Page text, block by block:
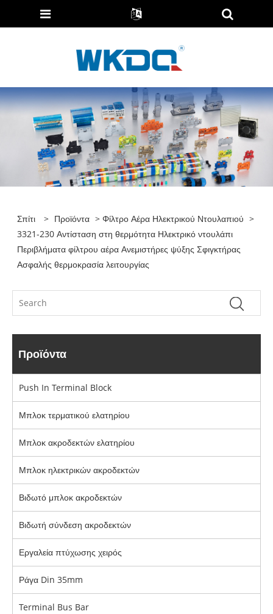
Σπίτι > Προϊόντα >Φίλτρο Αέρα Ηλεκτρικού Ντουλαπιού >
3321-230 Αντίσταση στη θερμότητα Ηλεκτρικό ντουλάπι
Περιβλήματα φίλτρου αέρα Ανεμιστήρες ψύξης Σφιγκτήρας
Ασφαλής θερμοκρασία λειτουργίας
Προϊόντα
Push In Terminal Block
Μπλοκ τερματικού ελατηρίου
Μπλοκ ακροδεκτών ελατηρίου
Μπλοκ ηλεκτρικών ακροδεκτών
Βιδωτό μπλοκ ακροδεκτών
Βιδωτή σύνδεση ακροδεκτών
Εργαλεία πτύχωσης χειρός
Ράγα Din 35mm
Terminal Bus Bar